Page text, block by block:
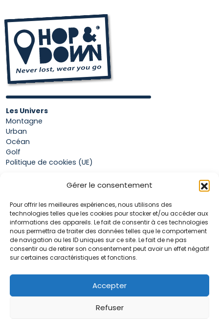
Gérer le consentement
Pour offrir les meilleures expériences, nous utilisons des
technologies telles que les cookies pour stocker et/ou accéder aux
informations des appareils. Le fait de consentir à ces technologies
nous permettra de traiter des données telles que le comportement
de navigation ou les ID uniques sur ce site. Le fait de ne pas
consentir ou de retirer son consentement peut avoir un effet négatif
sur certaines caractéristiques et fonctions.
Accepter
Refuser
Les Univers
Montagne
Urban
Océan
Golf
Politique de cookies (UE)
Mon compte
Panier
Conditions générales de vente
La marque Hop & Down
Plan du site